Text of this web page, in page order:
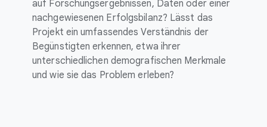
auf Forschungsergebnissen, Daten oder einer
nachgewiesenen Erfolgsbilanz? Lässt das
Projekt ein umfassendes Verständnis der
Begünstigten erkennen, etwa ihrer
unterschiedlichen demografischen Merkmale
und wie sie das Problem erleben?